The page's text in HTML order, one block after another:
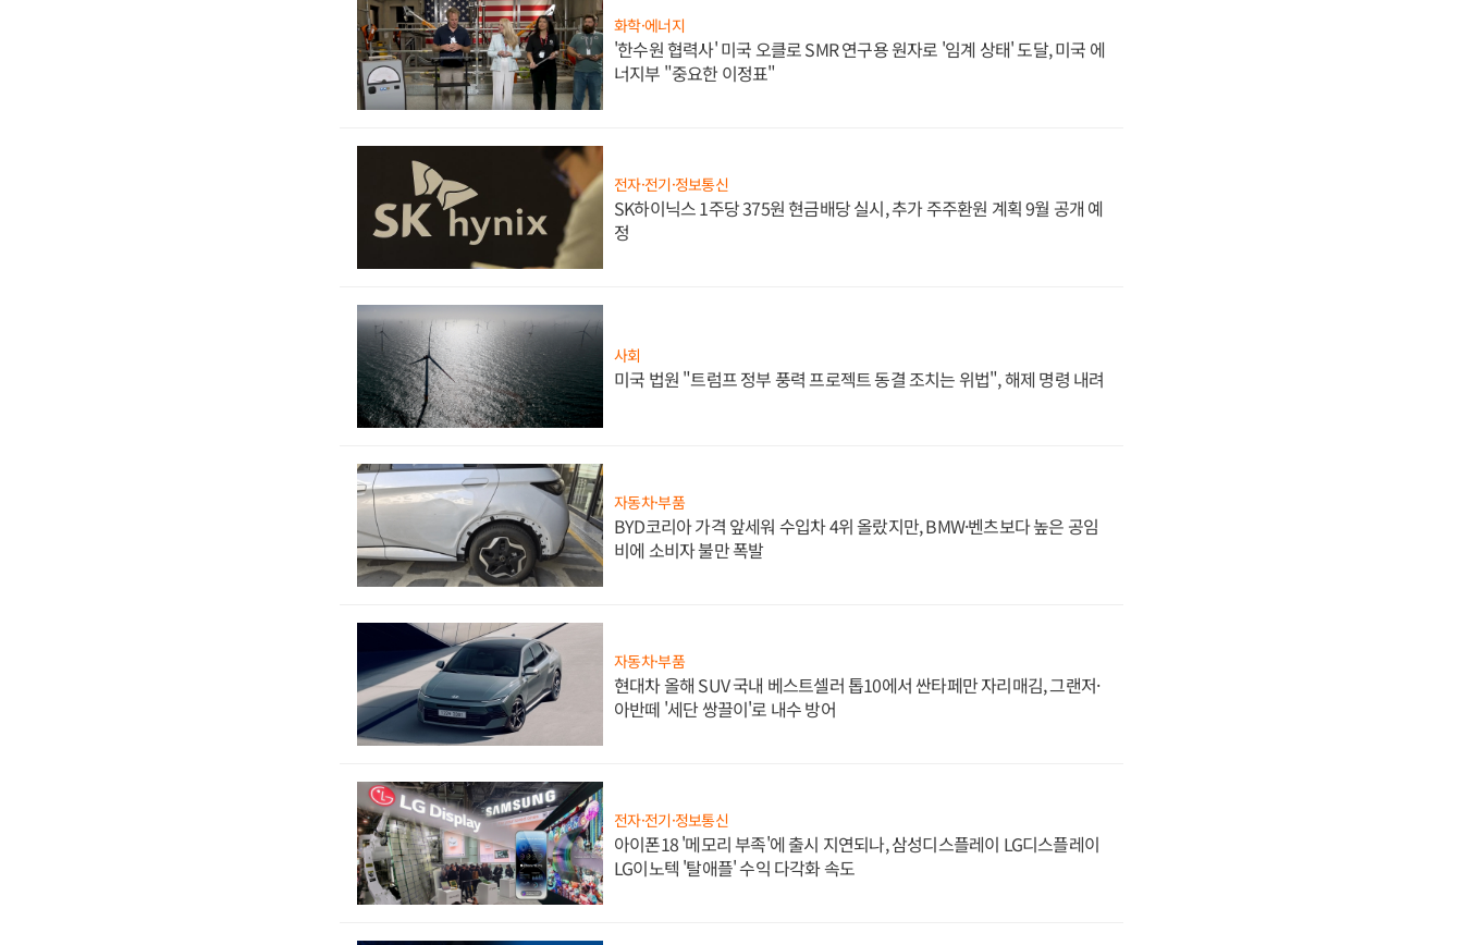
화학·에너지
'한수원 협력사' 미국 오클로 SMR 연구용 원자로 '임계 상태' 도달, 미국 에
너지부 "중요한 이정표"
전자·전기·정보통신
SK하이닉스 1주당 375원 현금배당 실시, 추가 주주환원 계획 9월 공개 예
정
사회
미국 법원 "트럼프 정부 풍력 프로젝트 동결 조치는 위법", 해제 명령 내려
자동차·부품
BYD코리아 가격 앞세워 수입차 4위 올랐지만, BMW·벤츠보다 높은 공임
비에 소비자 불만 폭발
자동차·부품
현대차 올해 SUV 국내 베스트셀러 톱10에서 싼타페만 자리매김, 그랜저·
아반떼 '세단 쌍끌이'로 내수 방어
전자·전기·정보통신
아이폰18 '메모리 부족'에 출시 지연되나, 삼성디스플레이 LG디스플레이
LG이노텍 '탈애플' 수익 다각화 속도